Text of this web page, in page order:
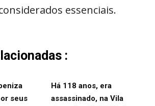
essenciais.
:
seus
Há 118 anos, era
assassinado, na Vila